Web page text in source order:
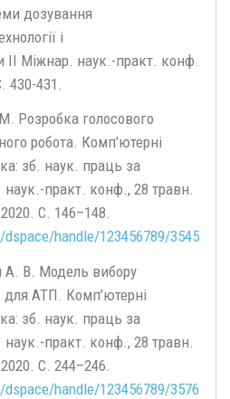
дозування
і
ІІ Міжнар. наук.-практ. конф.
431.
Розробка голосового
робота. Комп’ютерні
зб. наук. праць за
наук.-практ. конф., 28 травн.
С. 146–148.
handle/123456789/3545
А. В. Модель вибору
АТП. Комп’ютерні
зб. наук. праць за
наук.-практ. конф., 28 травн.
С. 244–246.
handle/123456789/3576